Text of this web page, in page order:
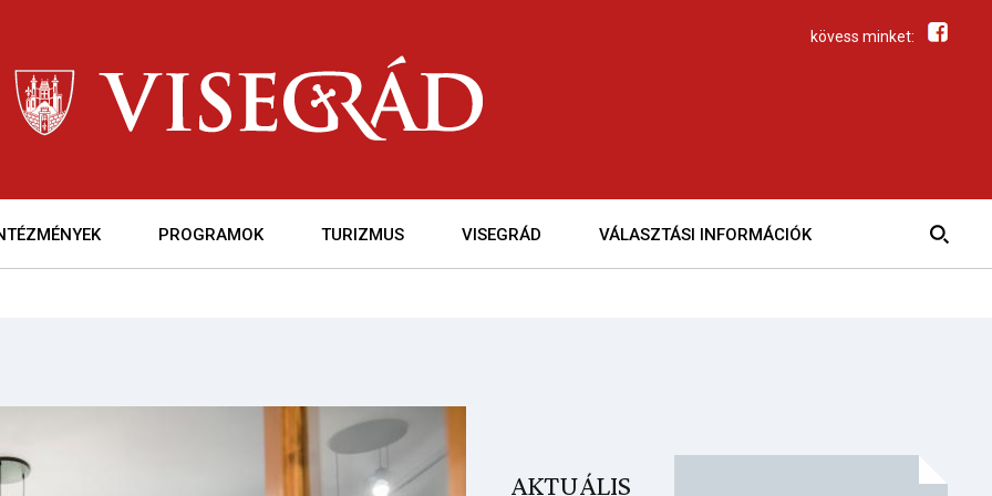
kövess minket:
PROGRAMOK TURIZMUS VISEGRÁD VÁLASZTÁSI INFORMÁCIÓK
AKTUÁLIS